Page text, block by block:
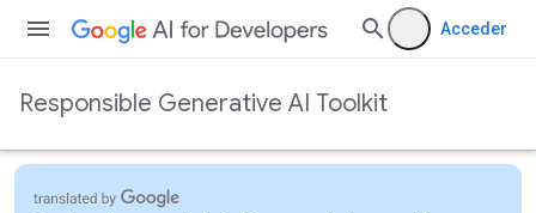
Acceder
Responsible Generative AI Toolkit